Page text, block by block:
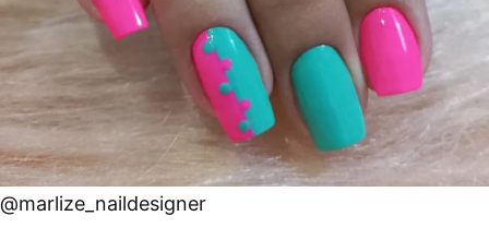
@marlize_naildesigner